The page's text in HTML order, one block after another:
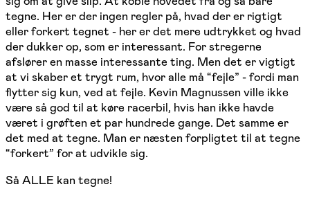
tegne. Her er der ingen regler på, hvad der er rigtigt
eller forkert tegnet - her er det mere udtrykket og hvad
der dukker op, som er interessant. For stregerne
afslører en masse interessante ting. Men det er vigtigt
at vi skaber et trygt rum, hvor alle må “fejle” - fordi man
flytter sig kun, ved at fejle. Kevin Magnussen ville ikke
være så god til at køre racerbil, hvis han ikke havde
været i grøften et par hundrede gange. Det samme er
det med at tegne. Man er næsten forpligtet til at tegne
“forkert” for at udvikle sig.
Så ALLE kan tegne!